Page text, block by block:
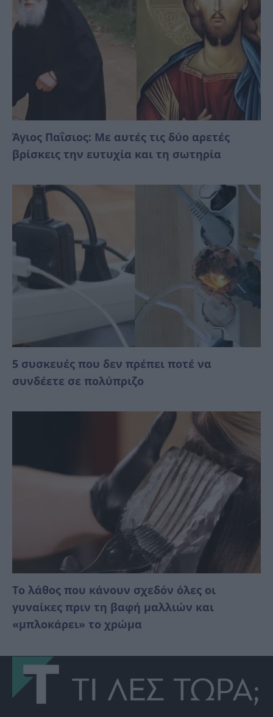
Άγιος Παΐσιος: Με αυτές τις δύο αρετές
βρίσκεις την ευτυχία και τη σωτηρία
5 συσκευές που δεν πρέπει ποτέ να
συνδέετε σε πολύπριζο
Το λάθος που κάνουν σχεδόν όλες οι
γυναίκες πριν τη βαφή μαλλιών και
«μπλοκάρει» το χρώμα